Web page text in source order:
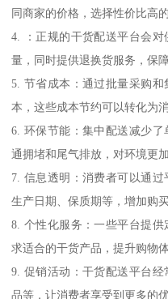
同商家的价格，选择性价比高的
4. ：正规的干货配送平台会
量，同时提供退换货服务，保
5. 节省成本：通过批量采购
本，这些成本节约可以转化为
6. 环保节能：集中配送减少
通拥堵和尾气排放，对环境更加
7. 信息透明：消费者可以通过
生产日期、保质期等，增加购买
8. 个性化服务：一些平台提
求适合的干货产品，提升购物体
9. 促销活动：干货配送平台
品等，让消费者享受到更多的优